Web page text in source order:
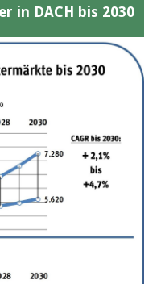
in DACH bis 2030